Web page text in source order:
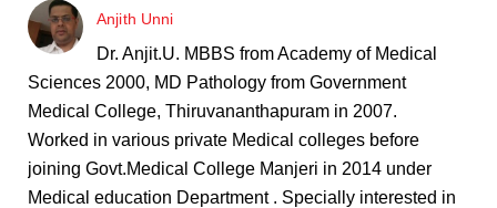
Anjith Unni
Dr. Anjit.U. MBBS from Academy of Medical
Sciences 2000, MD Pathology from Government
Medical College, Thiruvananthapuram in 2007.
Worked in various private Medical colleges before
joining Govt.Medical College Manjeri in 2014 under
Medical education Department . Specially interested in